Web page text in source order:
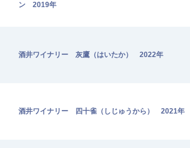
ン 2019年
酒井ワイナリー 灰鷹（はいたか） 2022年
酒井ワイナリー 四十雀（しじゅうから） 2021年